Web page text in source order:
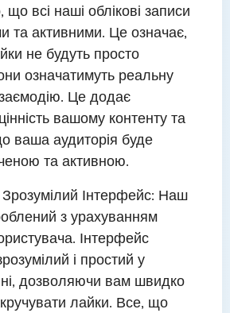
що всі наші облікові записи
та активними. Це означає,
не будуть просто
означатимуть реальну
Це додає
вашому контенту та
ваша аудиторія буде
та активною.
Інтерфейс: Наш
з урахуванням
Інтерфейс
і простий у
дозволяючи вам швидко
лайки. Все, що